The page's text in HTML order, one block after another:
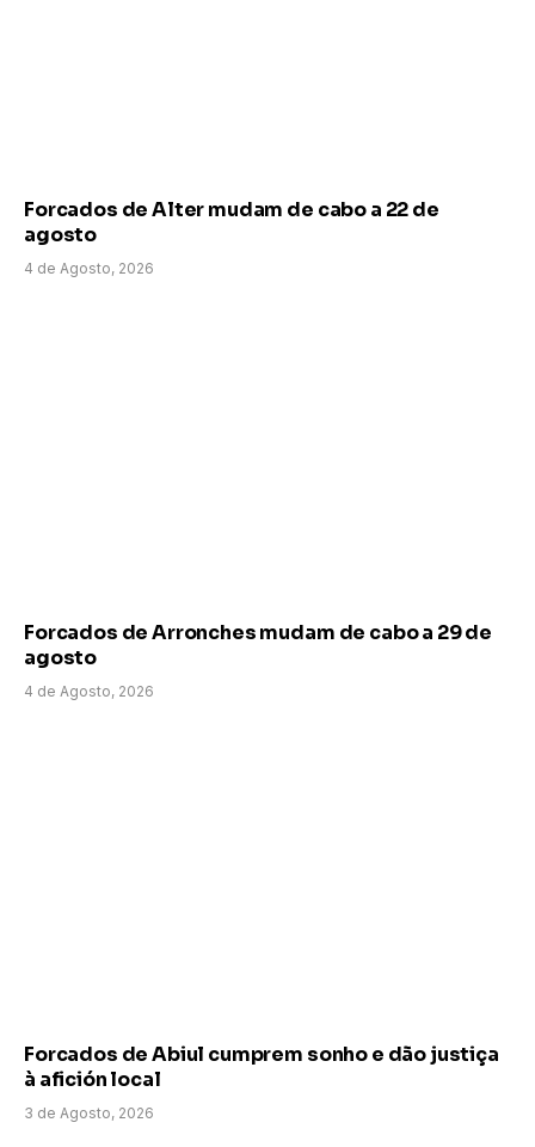
Forcados de Alter mudam de cabo a 22 de
agosto
4 de Agosto, 2026
Forcados de Arronches mudam de cabo a 29 de
agosto
4 de Agosto, 2026
Forcados de Abiul cumprem sonho e dão justiça
à afición local
3 de Agosto, 2026